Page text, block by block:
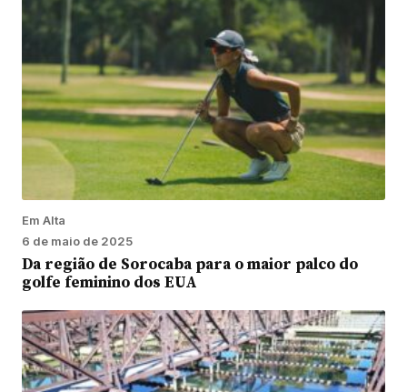
Em Alta
6 de maio de 2025
Da região de Sorocaba para o maior palco do
golfe feminino dos EUA